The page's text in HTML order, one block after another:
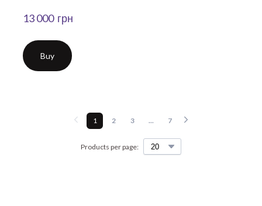
13 000  грн
Buy
Products per page:
1 2 3 ... 7